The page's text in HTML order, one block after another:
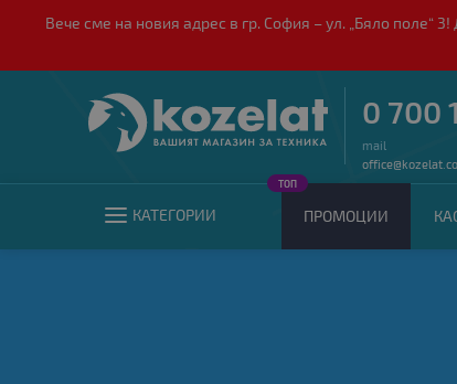
Вече сме на новия адрес в гр. София – ул. „Бяло поле“
0 700
mail
КАТЕГОРИИ ПРОМОЦИИ
ТОП